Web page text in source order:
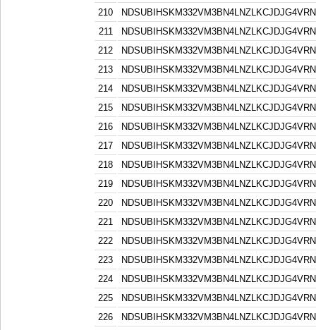
210
211
212
213
214
215
216
217
218
219
220
221
222
223
224
225
226